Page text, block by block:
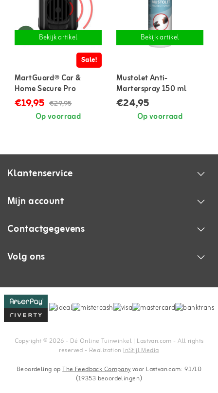
Bekijk artikel
Sale!
MartGuard® Car &
Home Secure Pro
marterverjager voor in
auto en huis
€19,95 €29,95
Op voorraad
Bekijk artikel
Mustolet Anti-
Marterspray 150 ml
€24,95
Op voorraad
Klantenservice
Mijn account
Contactgegevens
Volg ons
Copyright © 2026 - Dé Online Tuinwinkel | Lastvan.com‎ - All rights
reserved - RealizationInStijl Media
Beoordeling opThe Feedback Companyvoor Lastvan.com: 9.1/10
(19353 beoordelingen)